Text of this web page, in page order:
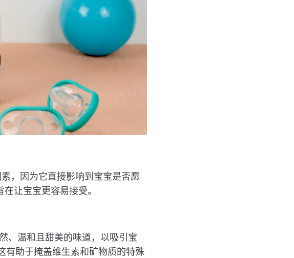
，因为它直接影响到宝宝是否愿
让宝宝更容易接受。
、温和且甜美的味道，以吸引宝
有助于掩盖维生素和矿物质的特殊